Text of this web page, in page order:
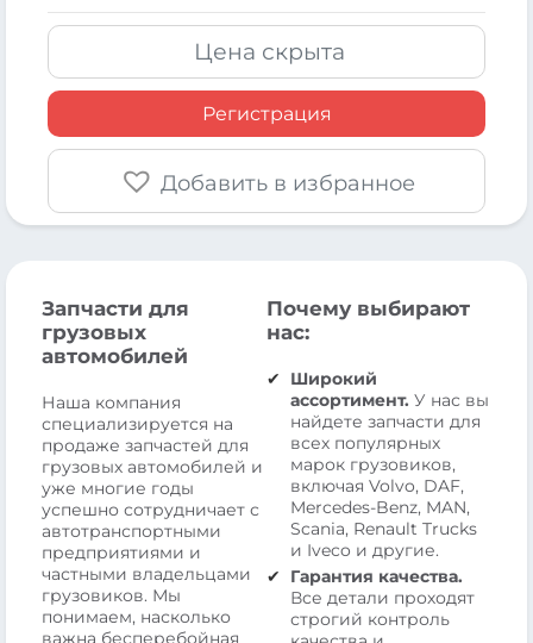
Цена скрыта
Регистрация
Добавить в избранное
Запчасти для
грузовых
автомобилей
Наша компания
специализируется на
продаже запчастей для
грузовых автомобилей и
уже многие годы
успешно сотрудничает с
автотранспортными
предприятиями и
частными владельцами
грузовиков. Мы
понимаем, насколько
важна бесперебойная
Почему выбирают
нас:
Широкий
ассортимент. У нас вы
найдете запчасти для
всех популярных
марок грузовиков,
включая Volvo, DAF,
Mercedes-Benz, MAN,
Scania, Renault Trucks
и Iveco и другие.
Гарантия качества.
Все детали проходят
строгий контроль